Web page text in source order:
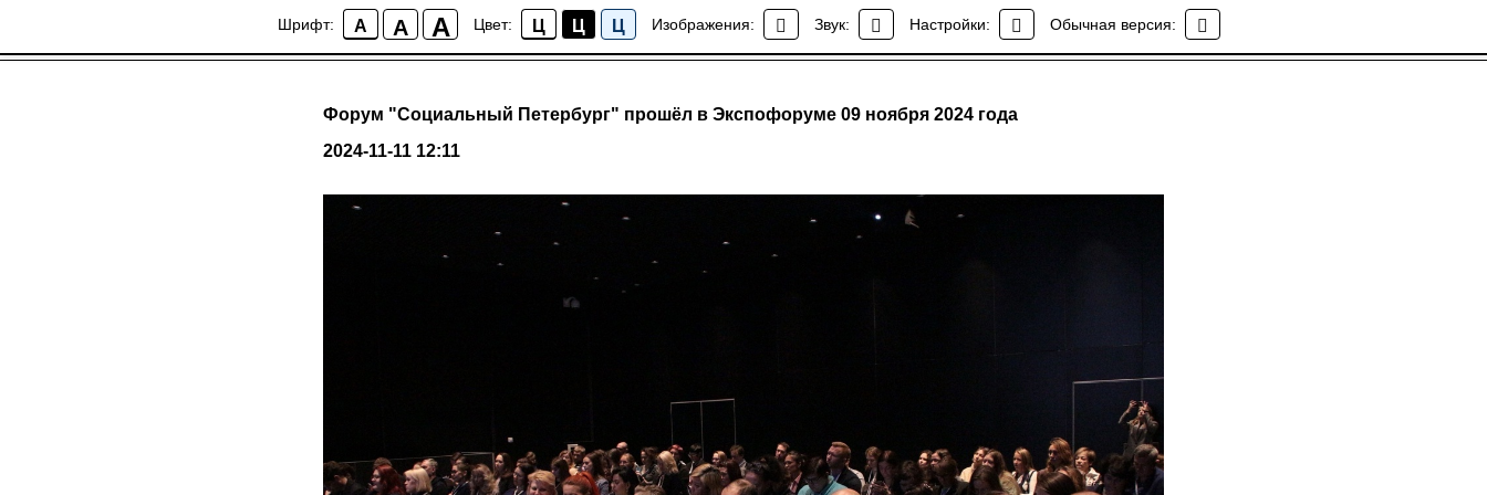
Шрифт: A A A Цвет: Ц Ц Ц Изображения: Звук: Настройки: Обычная версия:
События
Форум "Социальный Петербург" прошёл в Экспофоруме 09 ноября 2024 года
2024-11-11 12:11